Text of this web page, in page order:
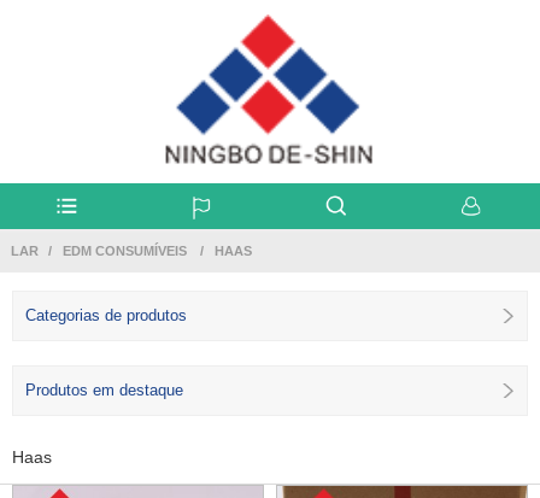
LAR EDM CONSUMÍVEIS HAAS
Categorias de produtos
Produtos em destaque
Haas